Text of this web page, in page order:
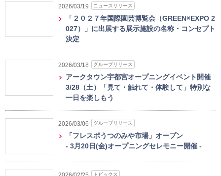
2026/03/19 ニュースリリース
「２０２７年国際園芸博覧会（GREEN×EXPO 2
027）」に出展する展示施設の名称・コンセプト
決定
2026/03/18 グループリリース
アークタウン宇都宮オープニングイベント開催
3/28（土）「見て・触れて・体験して」特別な
一日を楽しもう
2026/03/06 グループリリース
「フレスポうつのみや市場」オープン
- 3月20日(金)オープニングセレモニー開催 -
トピックス